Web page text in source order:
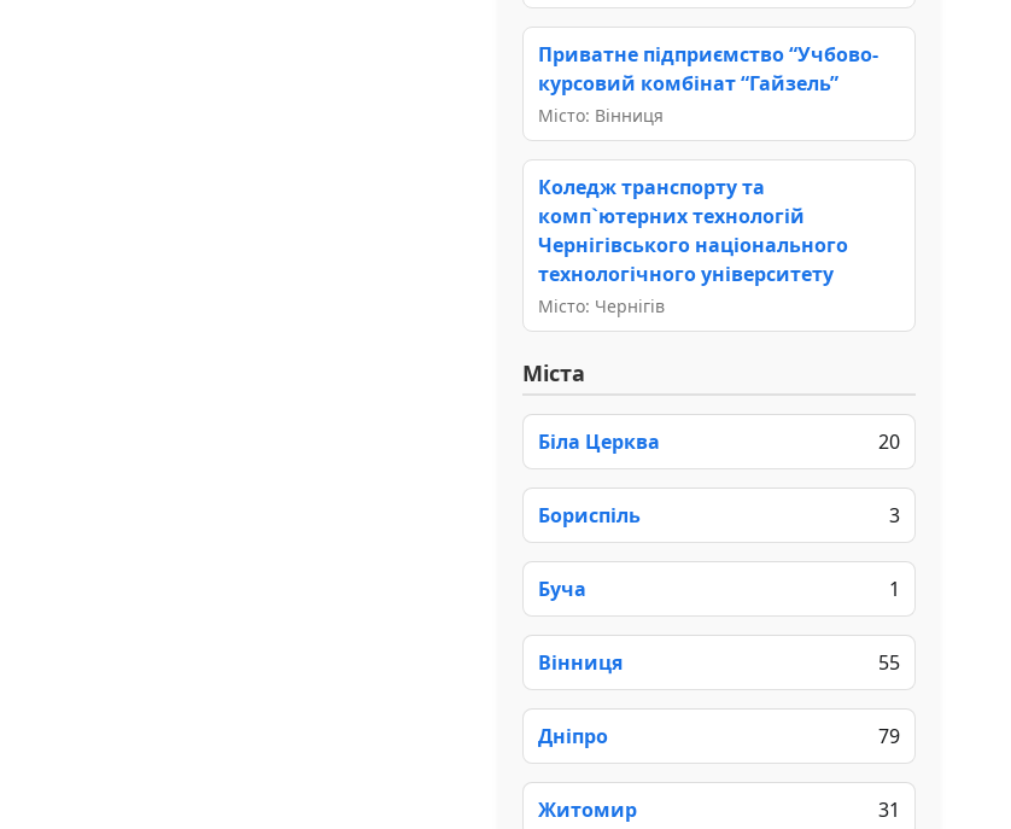
Приватне підприємство “Учбово-
курсовий комбінат “Гайзель”
Місто: Вінниця
Коледж транспорту та
комп`ютерних технологій
Чернігівського національного
технологічного університету
Місто: Чернігів
Міста
Біла Церква 20
Бориспіль 3
Буча 1
Вінниця 55
Дніпро 79
Житомир 31